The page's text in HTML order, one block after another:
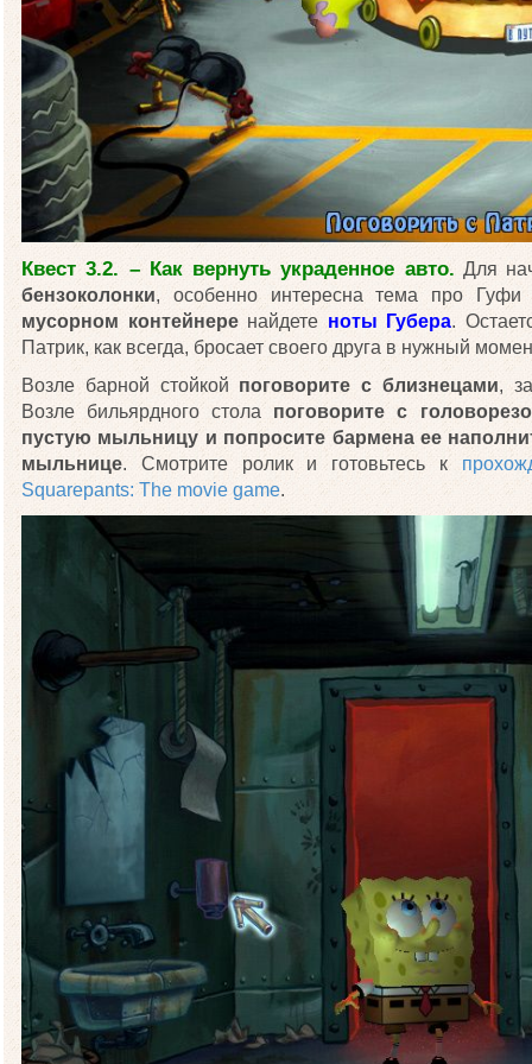
Квест 3.2. – Как вернуть украденное авто. Для
бензоколонки, особенно интересна тема про Гуфи
мусорном контейнеренайдете ноты Губера.
Патрик, как всегда, бросает своего друга в нужный
Возле барной стойкой поговорите с близнецами,
Возле бильярдного стола поговорите с
пустую мыльницу и попросите бармена ее
мыльнице. Смотрите ролик и готовьтесь к
Squarepants: The movie game.